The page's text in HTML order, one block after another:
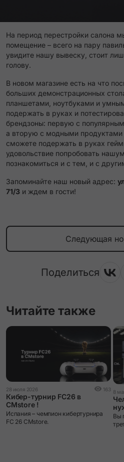
На период перестройки салона
помещение – всего на пару
увидите нашу вывеску, стоит
голову.
В новом магазине есть на что
больших демонстрационных
планшетами, ноутбуками и
подержать в руках и
брендзоны: первую с
а вторую с модными продуктами
сможете подержать в руках
удовольствие попробовать
познакомиться и с тем, и с
Запоминайте наш новый адрес:
71/3 и ждем в гости!
Следующая
Поделиться
Читайте также
28 июля 2026 163
Кибер-турнир FC26 в
CMstore !
Испания – чемпион кибертурнира
FC 26 CMstore.
8
–
Вы